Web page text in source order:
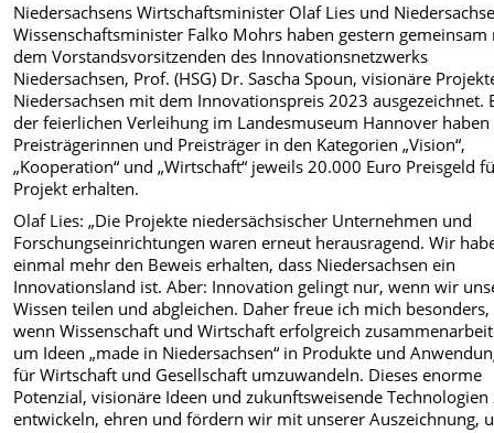
Niedersachsens Wirtschaftsminister Olaf Lies und
Wissenschaftsminister Falko Mohrs haben gestern
dem Vorstandsvorsitzenden des Innovationsnetzwerks
Niedersachsen, Prof. (HSG) Dr. Sascha Spoun, visionäre
Niedersachsen mit dem Innovationspreis 2023 ausgezeichnet.
der feierlichen Verleihung im Landesmuseum Hannover haben
Preisträgerinnen und Preisträger in den Kategorien „Vision“,
„Kooperation“ und „Wirtschaft“ jeweils 20.000 Euro Preisgeld
Projekt erhalten.
Olaf Lies: „Die Projekte niedersächsischer Unternehmen und
Forschungseinrichtungen waren erneut herausragend. Wir
einmal mehr den Beweis erhalten, dass Niedersachsen ein
Innovationsland ist. Aber: Innovation gelingt nur, wenn wir
Wissen teilen und abgleichen. Daher freue ich mich besonders,
wenn Wissenschaft und Wirtschaft erfolgreich
um Ideen „made in Niedersachsen“ in Produkte und
für Wirtschaft und Gesellschaft umzuwandeln. Dieses enorme
Potenzial, visionäre Ideen und zukunftsweisende Technologien
entwickeln, ehren und fördern wir mit unserer Auszeichnung,